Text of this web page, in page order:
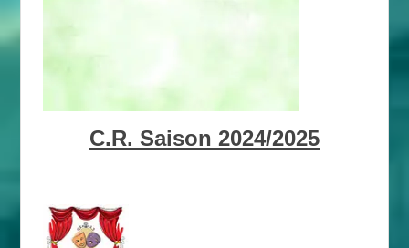
C.R. Saison 2024/2025